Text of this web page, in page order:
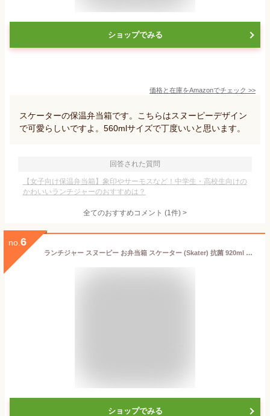
ショップでみる
価格と在庫をAmazonでチェック >>
スケーターの保温弁当箱です。こちらはスヌーピーデザイン
で可愛らしいですよ。560mlサイズで丁度いいと思います。
回答された質問
【女子向け保温弁当箱】象印やサーモスなど！中学生・高校生向けの
かわいいランチジャーのおすすめは？
全てのおすすめコメント (1件) >
no. 6
ランチジャー スヌーピー お弁当箱 スケーター (Skater) 抗菌 920ml KCLJC9AG-A 保温弁当箱 弁当箱 保温 メンズ レディース 弁当 箱 温かい ランチボックス 小学生 男子 女子 グッズ 中学生 女性 男性 大人 向け かわいい 電子レンジ 保温ジャー スヌーピーランチボックス
ショップでみる